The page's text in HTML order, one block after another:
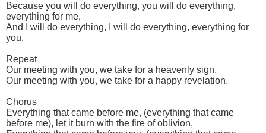
Because you will do everything, you will do everything,
everything for me,
And I will do everything, I will do everything, everything for
you.
Repeat
Our meeting with you, we take for a heavenly sign,
Our meeting with you, we take for a happy revelation.
Chorus
Everything that came before me, (everything that came
before me), let it burn with the fire of oblivion,